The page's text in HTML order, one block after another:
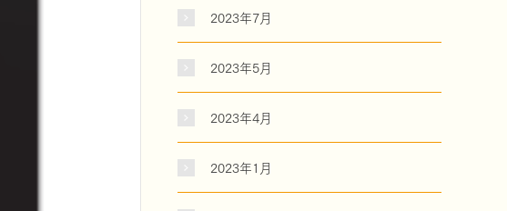
2023年7月
2023年5月
2023年4月
2023年1月